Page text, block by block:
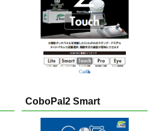
CoboPal2 Smart